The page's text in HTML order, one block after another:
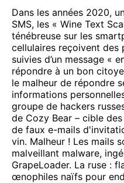
Dans les années 2020,
SMS, les « Wine Text
ténébreuse sur les
cellulaires reçoivent des
suivies d’un message «
répondre à un bon
le malheur de répondre
informations
groupe de hackers
de Cozy Bear – cible
de faux e-mails
vin. Malheur ! Les mails
malveillant malware,
GrapeLoader. La ruse :
œnophiles naïfs pour